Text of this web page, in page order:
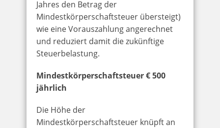
Jahres den Betrag der
Mindestkörperschaftsteuer übersteigt)
wie eine Vorauszahlung angerechnet
und reduziert damit die zukünftige
Steuerbelastung.
Mindestkörperschaftsteuer € 500
jährlich
Die Höhe der
Mindestkörperschaftsteuer knüpft an